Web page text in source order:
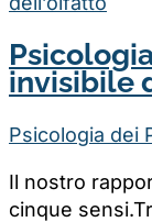
invisibile
Psicologia dei
Il nostro
cinque